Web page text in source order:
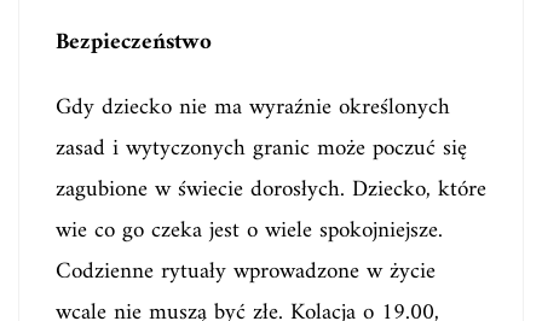
Bezpieczeństwo
Gdy dziecko nie ma wyraźnie określonych
zasad i wytyczonych granic może poczuć się
zagubione w świecie dorosłych. Dziecko, które
wie co go czeka jest o wiele spokojniejsze.
Codzienne rytuały wprowadzone w życie